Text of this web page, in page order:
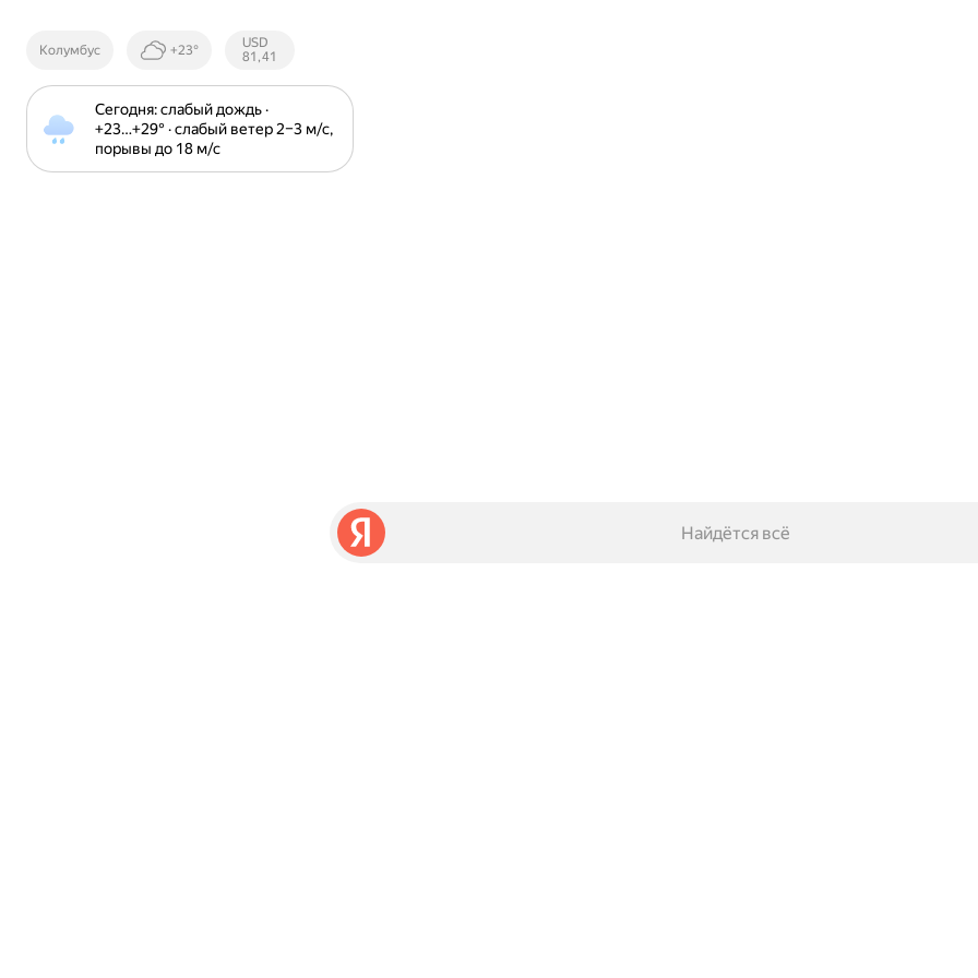
Колумбус +23°
Курсы ЦБ
РФ
USD
81,41
Сегодня: слабый дождь ·
+23⁠…⁠+29⁠° · слабый ветер 2⁠–⁠3 м⁠/⁠с,
порывы до 18 м⁠/⁠с